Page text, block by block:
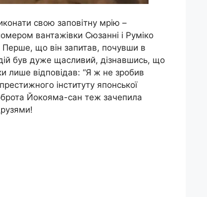
свою заповітну мрію –
вантажівки Сюзанні і Руміко
що він запитав, почувши в
був дуже щасливий, дізнавшись, що
лише відповідав: “Я ж не зробив
інституту японської
Йокояма-сан теж зачепила